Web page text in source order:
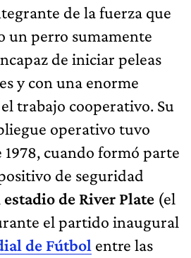
de la fuerza que
un perro sumamente
de iniciar peleas
y con una enorme
trabajo cooperativo. Su
operativo tuvo
cuando formó parte
de seguridad
estadio de River Plate (el
el partido inaugural
de Fútbol entre las